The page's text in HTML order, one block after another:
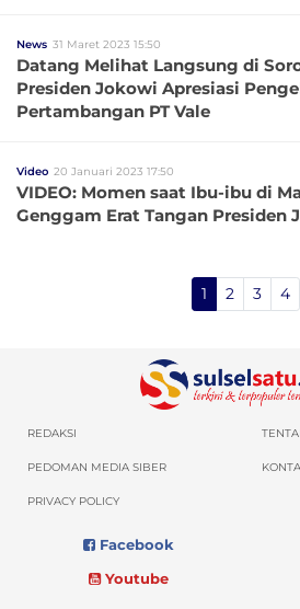
News 31 Maret 2023 15:50
Datang Melihat Langsung di
Presiden Jokowi Apresiasi
Pertambangan PT Vale
Video 20 Januari 2023 17:50
VIDEO: Momen saat Ibu-ibu di
Genggam Erat Tangan Presiden
1 2 3 4
REDAKSI
PEDOMAN MEDIA SIBER
PRIVACY POLICY
Facebook
Youtube